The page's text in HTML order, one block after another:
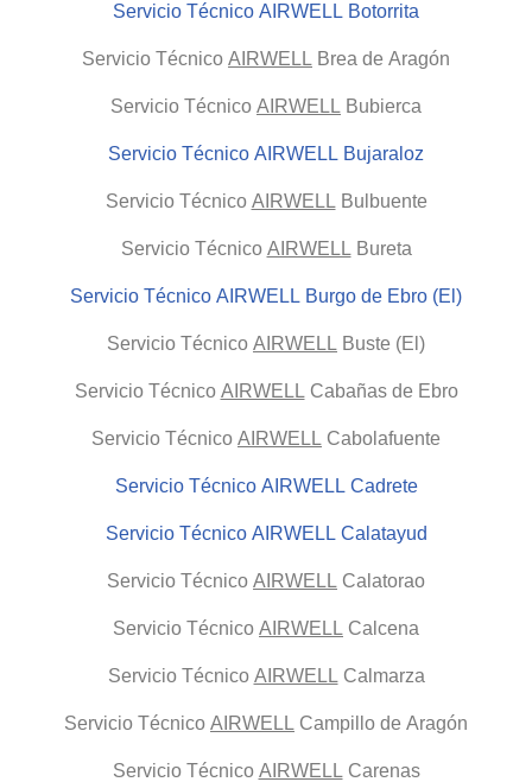
Servicio Técnico AIRWELL Botorrita
Servicio Técnico AIRWELL Brea de Aragón
Servicio Técnico AIRWELL Bubierca
Servicio Técnico AIRWELL Bujaraloz
Servicio Técnico AIRWELLBulbuente
Servicio Técnico AIRWELLBureta
Servicio Técnico AIRWELL Burgo de Ebro (El)
Servicio Técnico AIRWELL Buste (El)
Servicio Técnico AIRWELLCabañas de Ebro
Servicio Técnico AIRWELL Cabolafuente
Servicio Técnico AIRWELL Cadrete
Servicio Técnico AIRWELL Calatayud
Servicio Técnico AIRWELL Calatorao
Servicio Técnico AIRWELL Calcena
Servicio Técnico AIRWELLCalmarza
Servicio Técnico AIRWELL Campillo de Aragón
Servicio Técnico AIRWELLCarenas